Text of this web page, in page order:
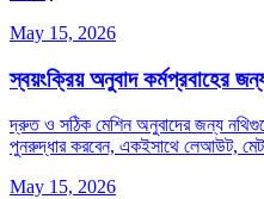
May 15, 2026
স্বয়ংক্রিয় অনুবাদ কর্মপ্রবাহের
দ্রুত ও সঠিক মেশিন অনুবাদের জন্য
পুনরুদ্ধার করবেন, একইসাথে লেআউট,
May 15, 2026